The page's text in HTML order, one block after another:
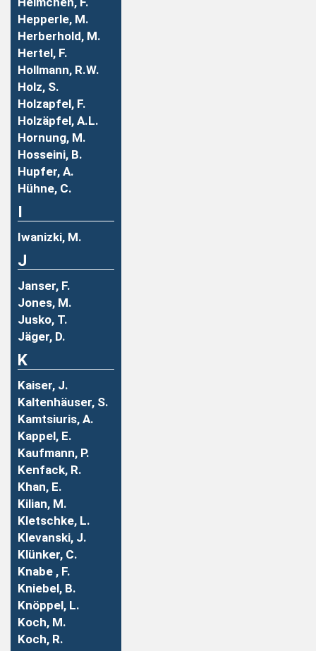
Hepperle, M.
Herberhold, M.
Hertel, F.
Hollmann, R.W.
Holz, S.
Holzapfel, F.
Holzäpfel, A.L.
Hornung, M.
Hosseini, B.
Hupfer, A.
Hühne, C.
I
Iwanizki, M.
J
Janser, F.
Jones, M.
Jusko, T.
Jäger, D.
K
Kaiser, J.
Kaltenhäuser, S.
Kamtsiuris, A.
Kappel, E.
Kaufmann, P.
Kenfack, R.
Khan, E.
Kilian, M.
Kletschke, L.
Klevanski, J.
Klünker, C.
Knabe , F.
Kniebel, B.
Knöppel, L.
Koch, M.
Koch, R.